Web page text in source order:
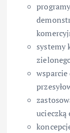
systemy